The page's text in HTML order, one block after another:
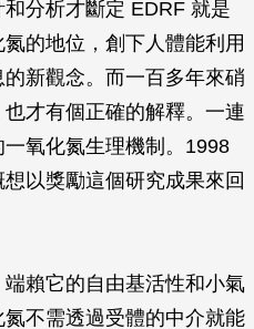
分析才斷定 EDRF 就是
的地位，創下人體能利用
新觀念。而一百多年來硝
才有個正確的解釋。一連
氧化氮生理機制。1998
以獎勵這個研究成果來回
賴它的自由基活性和小氣
不需透過受體的中介就能